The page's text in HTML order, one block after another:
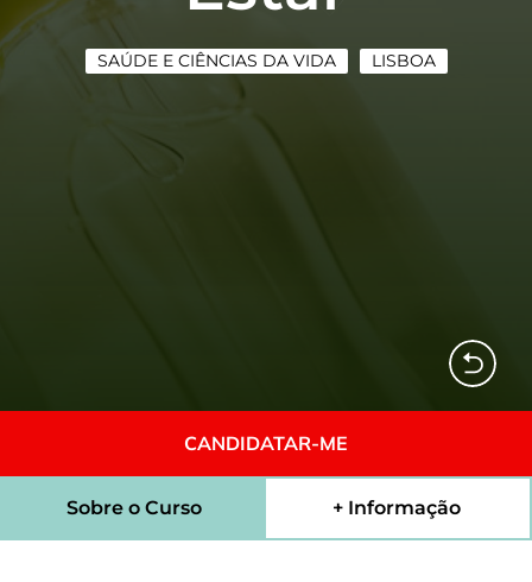
SAÚDE E CIÊNCIAS DA VIDA LISBOA
CANDIDATAR-ME
Sobre o Curso + Informação